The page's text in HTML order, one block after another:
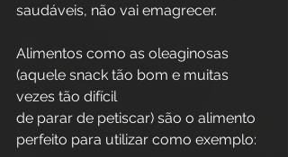
saudáveis, não vai emagrecer.
Alimentos como as oleaginosas
(aquele snack tão bom e muitas
vezes tão difícil
de parar de petiscar) são o alimento
perfeito para utilizar como exemplo: